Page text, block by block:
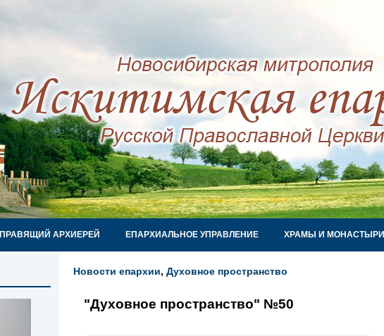
ПРАВЯЩИЙ АРХИЕРЕЙ ЕПАРХИАЛЬНОЕ УПРАВЛЕНИЕ ХРАМЫ И МОНАСТЫРИ
Новости епархии, Духовное пространство
"Духовное пространство" №50